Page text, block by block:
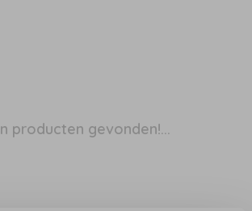
producten gevonden!...